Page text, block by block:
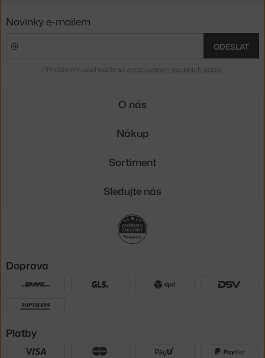
Novinky e-mailem
ODESLAT
Přihlášením souhlasíte se zpracováním osobních údajů
O nás
Nákup
Sortiment
Sledujte nás
Doprava
Platby